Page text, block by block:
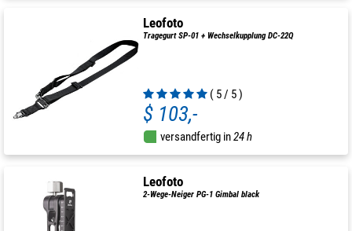
Leofoto
Tragegurt SP-01 + Wechselkupplung DC-22Q
( 5 / 5 )
$ 103,-
versandfertig in24 h
Leofoto
2-Wege-Neiger PG-1 Gimbal black